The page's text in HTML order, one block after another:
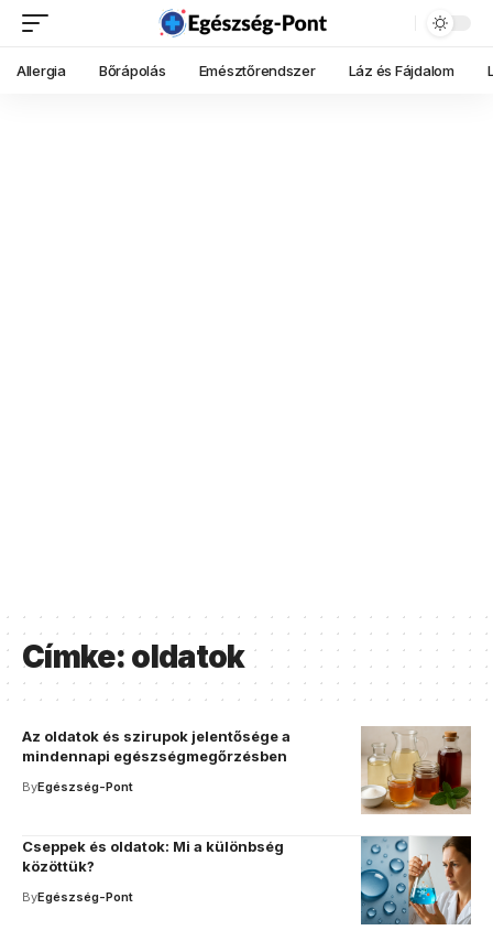
Allergia Bőrápolás Emésztőrendszer Láz és Fájdalom
Címke: oldatok
Az oldatok és szirupok jelentősége a
mindennapi egészségmegőrzésben
ByEgészség-Pont
Cseppek és oldatok: Mi a különbség
közöttük?
ByEgészség-Pont